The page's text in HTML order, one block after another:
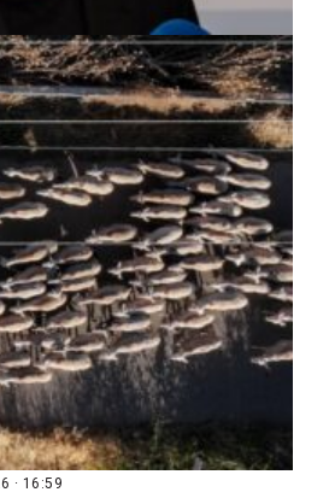
· 17:27
καθαριότητα και τη
εκλογών: «Η καλύτερη
Μπακογιάννης»
· 16:59